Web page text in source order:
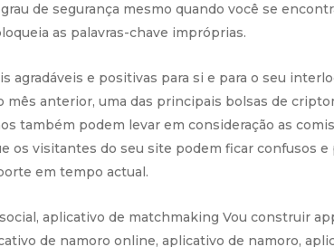
de segurança mesmo quando você se
as palavras-chave impróprias.
agradáveis e positivas para si e para o seu
anterior, uma das principais bolsas de
também podem levar em consideração as
visitantes do seu site podem ficar confusos e
em tempo actual.
aplicativo de matchmaking Vou construir
de namoro online, aplicativo de namoro,